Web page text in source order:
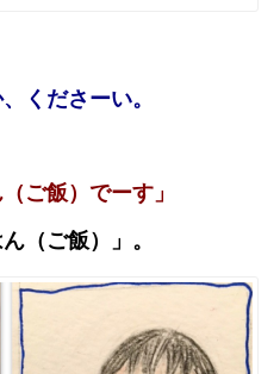
くださーい。
ご飯）でーす」
（ご飯）」。